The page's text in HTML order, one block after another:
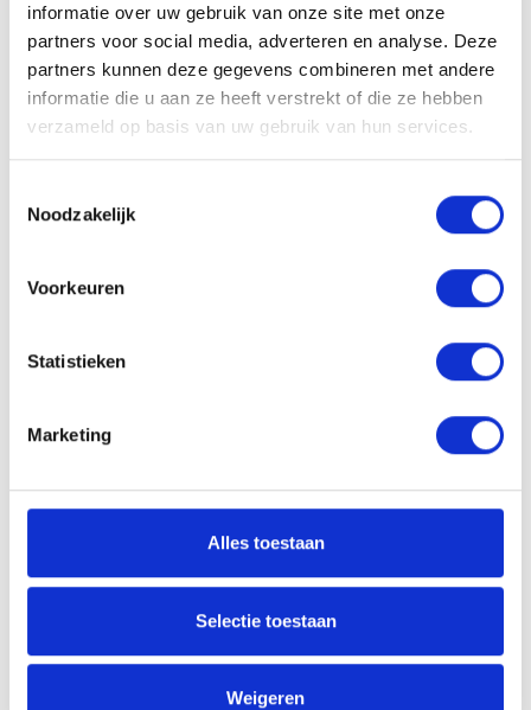
informatie over uw gebruik van onze site met onze
partners voor social media, adverteren en analyse. Deze
partners kunnen deze gegevens combineren met andere
informatie die u aan ze heeft verstrekt of die ze hebben
verzameld op basis van uw gebruik van hun services.
Noodzakelijk
Voorkeuren
Statistieken
Marketing
Alles toestaan
Selectie toestaan
Weigeren
Concap L-carnitine shot
2,35€
Concap liquid vitamins &
minerals (vloeibaar)
500ml
+vit.B6 shot
32,00€
Concap Max Energy
18,00€36,00€
Concap Max Isotonic
Lemon 800g
14,50€29,00€
lemon emmer 5000g